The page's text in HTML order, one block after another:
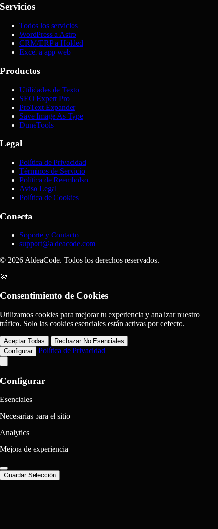
Servicios
Todos los servicios
WordPress a Astro
CRM/ERP a Holded
Excel a app web
Productos
Utilidades de Texto
SEO Expert Pro
ProText Expander
Save Image As Type
DuneTools
Legal
Política de Privacidad
Términos de Servicio
Política de Reembolso
Aviso Legal
Política de Cookies
Conecta
Soporte y Contacto
support@aldeacode.com
© 2026 AldeaCode. Todos los derechos reservados.
🍪
Consentimiento de Cookies
Utilizamos cookies para mejorar tu experiencia y analizar nuestro
tráfico. Solo las cookies esenciales están activas por defecto.
Aceptar Todas
Rechazar No Esenciales
Configurar
Política de Privacidad
Configurar
Esenciales
Necesarias para el sitio
Analytics
Mejora de experiencia
Guardar Selección